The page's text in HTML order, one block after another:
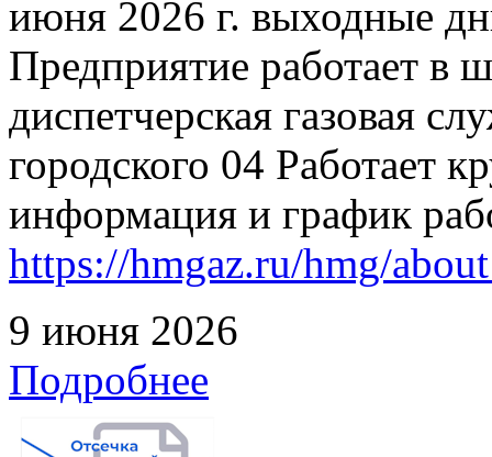
июня 2026 г. выходные
Предприятие работает в
диспетчерская газовая
городского 04 Работает
информация и график
https://hmgaz.ru/hmg/
9 июня 2026
Подробнее